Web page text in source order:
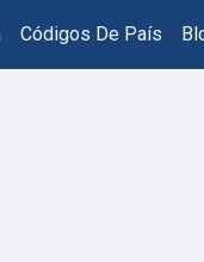
Códigos De País